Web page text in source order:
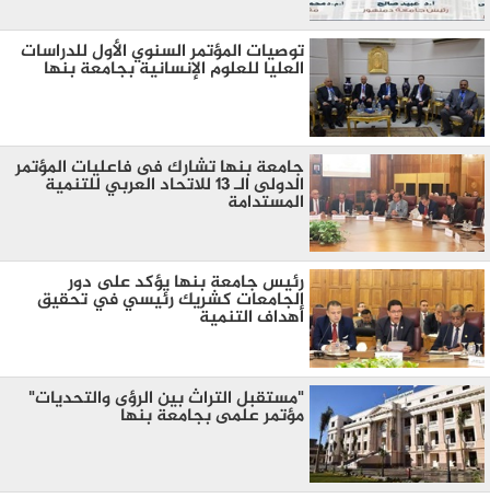
توصيات المؤتمر السنوي الأول للدراسات
العليا للعلوم الإنسانية بجامعة بنها
جامعة بنها تشارك فى فاعليات المؤتمر
الدولى الـ 13 للاتحاد العربي للتنمية
المستدامة
رئيس جامعة بنها يؤكد على دور
الجامعات كشريك رئيسي في تحقيق
أهداف التنمية
"مستقبل التراث بين الرؤى والتحديات"
مؤتمر علمى بجامعة بنها